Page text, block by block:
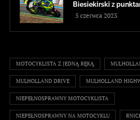
Biesiekirski z
5 czerwca 2023
MOTOCYKLISTA Z JEDNĄ RĘKĄ
MULHOLLAND DRIVE MULHOLLAND
NIEPEŁNOSPRAWNY MOTOCYKLISTA
NIEPEŁNOSPRAWNY NA MOTOCYKLU